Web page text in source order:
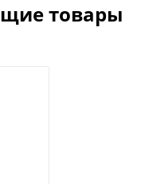
товары